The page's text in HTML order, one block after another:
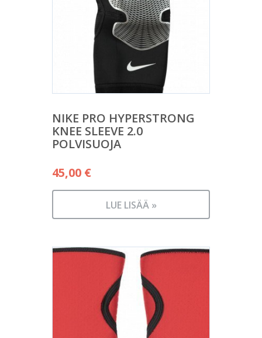
NIKE PRO HYPERSTRONG
KNEE SLEEVE 2.0
POLVISUOJA
45,00 €
LUE LISÄÄ »